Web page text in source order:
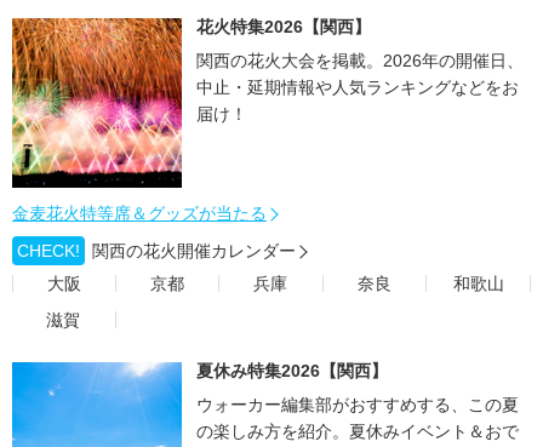
花火特集2026【関西】
関西の花火大会を掲載。2026年の開催日、
中止・延期情報や人気ランキングなどをお
届け！
金麦花火特等席＆グッズが当たる
CHECK!
関西の花火開催カレンダー
大阪
京都 兵庫 奈良
和歌山
滋賀
夏休み特集2026【関西】
ウォーカー編集部がおすすめする、この夏
の楽しみ方を紹介。夏休みイベント＆おで